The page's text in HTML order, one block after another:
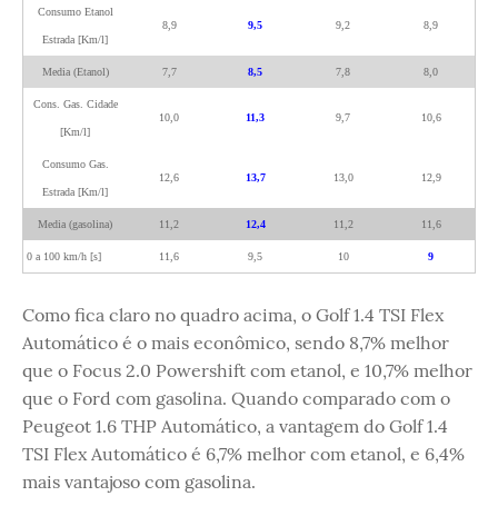
Consumo Etanol
Estrada [Km/l]
8,9 9,5 9,2 8,9
Media (Etanol) 7,7 8,5 7,8 8,0
Cons. Gas. Cidade
[Km/l]
10,0 11,3 9,7 10,6
Consumo Gas.
Estrada [Km/l]
12,6 13,7 13,0 12,9
Media (gasolina) 11,2 12,4 11,2 11,6
0 a 100 km/h [s] 11,6 9,5 10 9
Como fica claro no quadro acima, o Golf 1.4 TSI Flex
Automático é o mais econômico, sendo 8,7% melhor
que o Focus 2.0 Powershift com etanol, e 10,7% melhor
que o Ford com gasolina. Quando comparado com o
Peugeot 1.6 THP Automático, a vantagem do Golf 1.4
TSI Flex Automático é 6,7% melhor com etanol, e 6,4%
mais vantajoso com gasolina.